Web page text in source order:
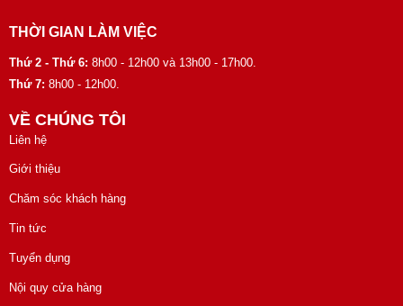
THỜI GIAN LÀM VIỆC
Thứ 2 - Thứ 6: 8h00 - 12h00 và 13h00 - 17h00.
Thứ 7: 8h00 - 12h00.
VỀ CHÚNG TÔI
Liên hệ
Giới thiệu
Chăm sóc khách hàng
Tin tức
Tuyển dụng
Nội quy cửa hàng